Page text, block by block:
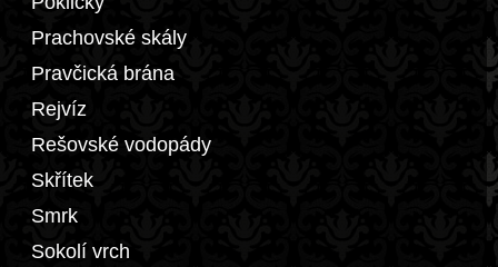
Prachovské skály
Pravčická brána
Rejvíz
Rešovské vodopády
Skřítek
Smrk
Sokolí vrch